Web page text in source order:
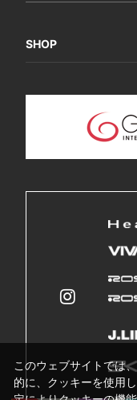
SHOP
このウェブサイトでは
的に、クッキーを使用